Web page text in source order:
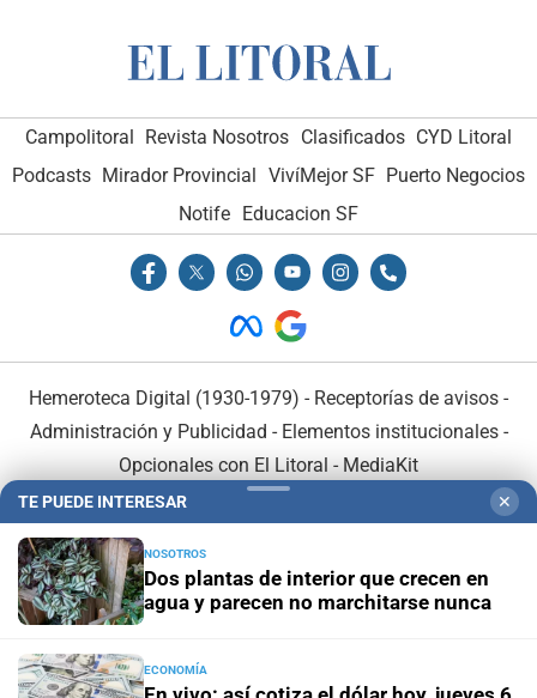
Campolitoral Revista Nosotros Clasificados CYD Litoral
Podcasts Mirador Provincial VivíMejor SF Puerto Negocios
Notife
Educacion SF
Hemeroteca Digital (1930-1979) - Receptorías de avisos -
Administración y Publicidad - Elementos institucionales-
Opcionales con El Litoral - MediaKit
En Asociación con:
TE PUEDE INTERESAR ✕
NOSOTROS
Dos plantas de interior que crecen en
agua y parecen no marchitarse nunca
ECONOMÍA